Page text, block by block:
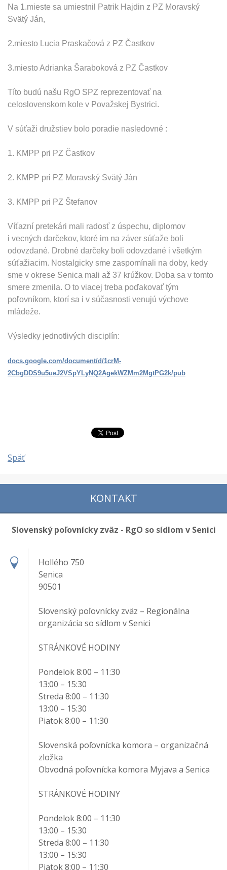
Na 1.mieste sa umiestnil Patrik Hajdin z PZ Moravský
Svätý Ján,
2.miesto Lucia Praskačová z PZ Častkov
3.miesto Adrianka Šaraboková z PZ Častkov
Títo budú našu RgO SPZ reprezentovať na
celoslovenskom kole v Považskej Bystrici.
V súťaži družstiev bolo poradie nasledovné :
1. KMPP pri PZ Častkov
2. KMPP pri PZ Moravský Svätý Ján
3. KMPP pri PZ Štefanov
Víťazní pretekári mali radosť z úspechu, diplomov
i vecných darčekov, ktoré im na záver súťaže boli
odovzdané. Drobné darčeky boli odovzdané i všetkým
súťažiacim. Nostalgicky sme zaspomínali na doby, kedy
sme v okrese Senica mali až 37 krúžkov. Doba sa v tomto
smere zmenila. O to viacej treba poďakovať tým
poľovníkom, ktorí sa i v súčasnosti venujú výchove
mládeže.
Výsledky jednotlivých disciplín:
docs.google.com/document/d/1crM-
2CbgDDS9u5ueJ2VSpYLyNQ2AgekWZMm2MgtPG2k/pub
Späť
KONTAKT
Slovenský poľovnícky zväz - RgO so sídlom v Senici
Hollého 750
Senica
90501
Slovenský poľovnícky zväz – Regionálna
organizácia so sídlom v Senici
STRÁNKOVÉ HODINY
Pondelok 8:00 – 11:30
13:00 – 15:30
Streda 8:00 – 11:30
13:00 – 15:30
Piatok 8:00 – 11:30
Slovenská poľovnícka komora – organizačná
zložka
Obvodná poľovnícka komora Myjava a Senica
STRÁNKOVÉ HODINY
Pondelok 8:00 – 11:30
13:00 – 15:30
Streda 8:00 – 11:30
13:00 – 15:30
Piatok 8:00 – 11:30